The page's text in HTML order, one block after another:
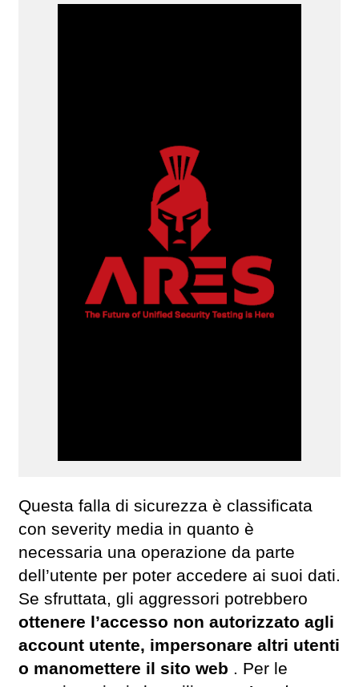
Questa falla di sicurezza è classificata
con severity media in quanto è
necessaria una operazione da parte
dell’utente per poter accedere ai suoi dati.
Se sfruttata, gli aggressori potrebbero
ottenere l’accesso non autorizzato agli
account utente, impersonare altri utenti
o manomettere il sito web . Per le